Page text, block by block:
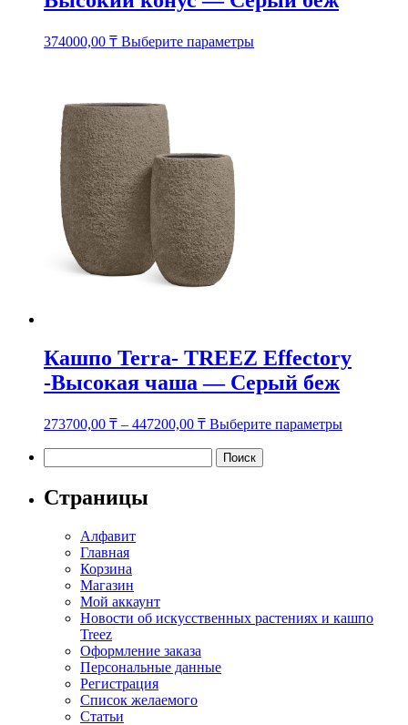
374000,00 ₸ Выберите параметры
Кашпо Terra- TREEZ Effectory
-Высокая чаша — Серый беж
273700,00 ₸ – 447200,00 ₸ Выберите параметры
Страницы
Алфавит
Главная
Корзина
Магазин
Мой аккаунт
Новости об искусственных растениях и кашпо
Treez
Оформление заказа
Персональные данные
Регистрация
Список желаемого
Статьи